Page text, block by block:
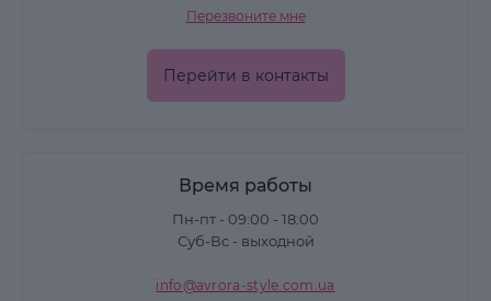
Перезвоните мне
Перейти в контакты
Время работы
Пн-пт - 09:00 - 18:00
Суб-Вс - выходной
info@avrora-style.com.ua